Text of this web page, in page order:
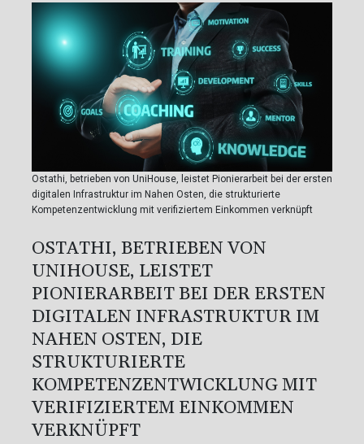
Ostathi, betrieben von UniHouse, leistet Pionierarbeit bei der ersten
digitalen Infrastruktur im Nahen Osten, die strukturierte
Kompetenzentwicklung mit verifiziertem Einkommen verknüpft
OSTATHI, BETRIEBEN VON
UNIHOUSE, LEISTET
PIONIERARBEIT BEI DER ERSTEN
DIGITALEN INFRASTRUKTUR IM
NAHEN OSTEN, DIE
STRUKTURIERTE
KOMPETENZENTWICKLUNG MIT
VERIFIZIERTEM EINKOMMEN
VERKNÜPFT